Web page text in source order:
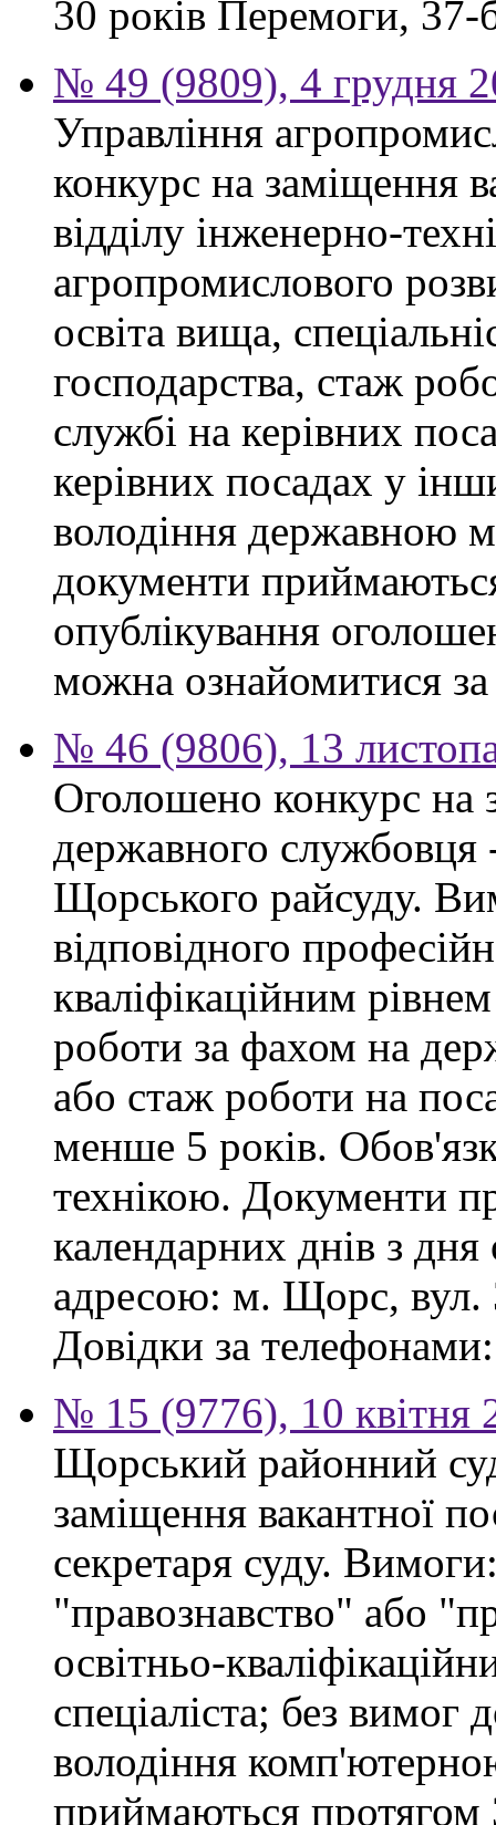
30 років Перемоги,
№ 49 (9809), 4 грудня
Управління
конкурс на заміщення
відділу інженерно-
агропромислового
освіта вища,
господарства, стаж
службі на керівних
керівних посадах у
володіння державною
документи
опублікування
можна ознайомитися
№ 46 (9806), 13
Оголошено конкурс на
державного службовця
Щорського райсуду.
відповідного
кваліфікаційним
роботи за фахом на
або стаж роботи на
менше 5 років.
технікою. Документи
календарних днів з
адресою: м. Щорс, вул.
Довідки за
№ 15 (9776), 10 квітня
Щорський районний
заміщення вакантної
секретаря суду.
"правознавство" або
освітньо-
спеціаліста; без
володіння
приймаються протягом